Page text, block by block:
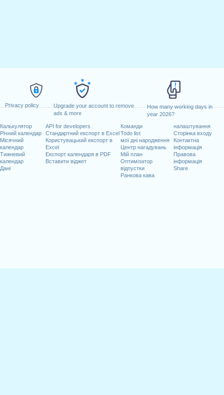
Privacy policy
Upgrade your account to remove
ads & more
How many working days in
year 2026?
Калькулятор
Річний календар
Місячний
календар
Тижневий
календар
Дані
API for developers
Стандартний експорт в Excel
Користувацький експорт в
Excel
Експорт календаря в PDF
Вставити віджет
Команди
Todo list
мої дні народження
Центр нагадувань
Мій план
Оптимізатор
відпустки
Ранкова кава
налаштування
Сторінка входу
Контактна
інформація
Правова
інформація
Share